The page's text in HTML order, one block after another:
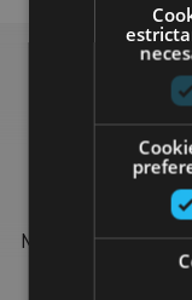
Find more plans
Navarre: organised